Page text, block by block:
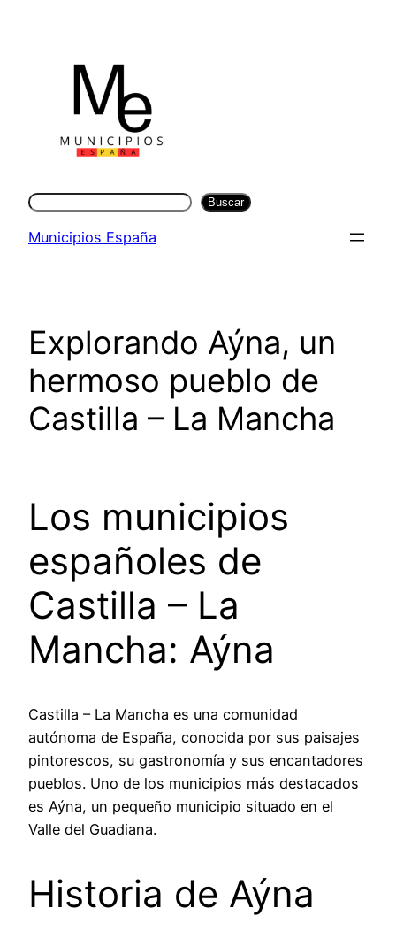
contenido
Buscar Buscar
Municipios España
Explorando Aýna, un
hermoso pueblo de
Castilla – La Mancha
Los municipios
españoles de
Castilla – La
Mancha: Aýna
Castilla – La Mancha es una comunidad
autónoma de España, conocida por sus paisajes
pintorescos, su gastronomía y sus encantadores
pueblos. Uno de los municipios más destacados
es Aýna, un pequeño municipio situado en el
Valle del Guadiana.
Historia de Aýna